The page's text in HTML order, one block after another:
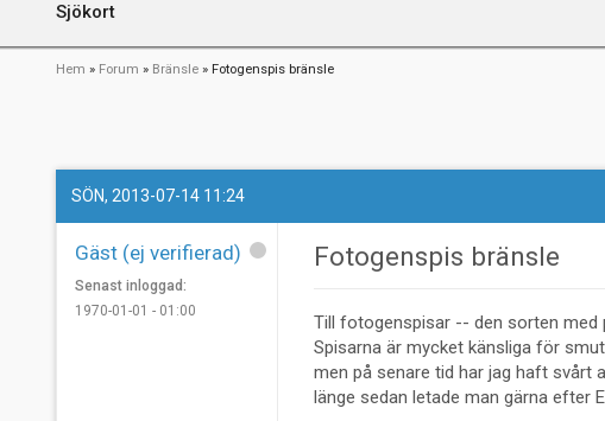
Sjökort
Länkstig
Hem Forum Bränsle Fotogenspis bränsle
SÖN, 2013-07-14 11:24
Gäst (ej verifierad)
Senast inloggad:
1970-01-01 - 01:00
Fotogenspis bränsle
Till fotogenspisar -- den sorten med
Spisarna är mycket känsliga för
men på senare tid har jag haft svårt
länge sedan letade man gärna efter